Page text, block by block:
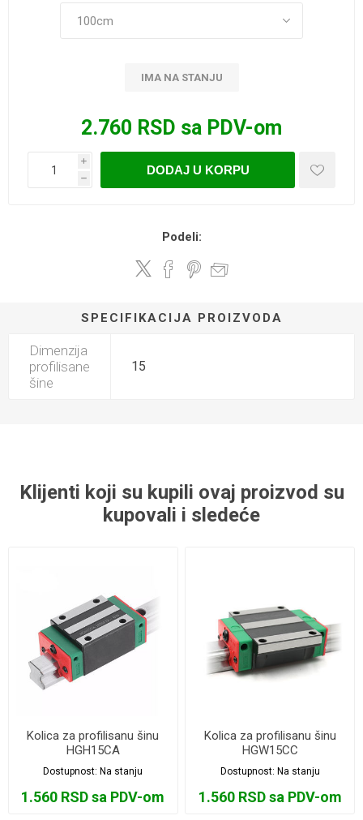
IMA NA STANJU
2.760 RSD sa PDV-om
i
h
DODAJ U KORPU
Podeli:
SPECIFIKACIJA PROIZVODA
Dimenzija
profilisane
šine
15
Klijenti koji su kupili ovaj proizvod su
kupovali i sledeće
Kolica za profilisanu šinu
HGH15CA
Dostupnost:Na stanju
1.560 RSD sa PDV-om
Kolica za profilisanu šinu
HGW15CC
Dostupnost: Na stanju
1.560 RSD sa PDV-om